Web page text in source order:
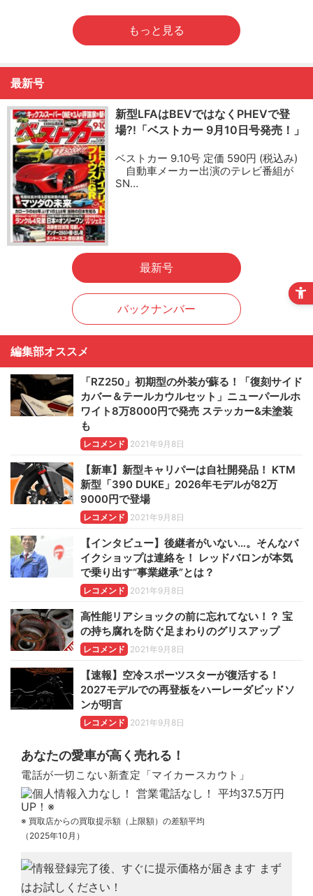
もっと見る
最新号
新型LFAはBEVではなくPHEVで登
場?!「ベストカー 9月10日号発売！」
ベストカー 9.10号 定価 590円 (税込み)
自動車メーカー出演のテレビ番組が
SN…
最新号
バックナンバー
編集部オススメ
「RZ250」初期型の外装が蘇る！「復刻サイド
カバー＆テールカウルセット」ニューパールホ
ワイト8万8000円で発売 ステッカー&未塗装
も
レコメンド 2021年9月8日
【新車】新型キャリパーは自社開発品！ KTM
新型「390 DUKE」2026年モデルが82万
9000円で登場
レコメンド 2021年9月8日
【インタビュー】後継者がいない…。そんなバ
イクショップは連絡を！ レッドバロンが本気
で乗り出す“事業継承”とは？
レコメンド 2021年9月8日
高性能リアショックの前に忘れてない！？ 宝
の持ち腐れを防ぐ足まわりのグリスアップ
レコメンド 2021年9月8日
【速報】空冷スポーツスターが復活する！
2027モデルでの再登板をハーレーダビッドソ
ンが明言
レコメンド 2021年9月8日
あなたの愛車が高く売れる！
電話が一切こない新査定「マイカースカウト」
※ 買取店からの買取提示額（上限額）の差額平均
（2025年10月）